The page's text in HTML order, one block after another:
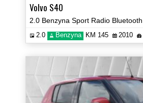
Volvo S40
2.0 Benzyna KM 145 2010